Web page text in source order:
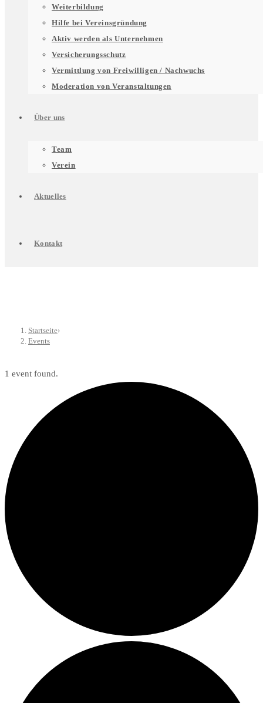
Weiterbildung
Hilfe bei Vereinsgründung
Aktiv werden als Unternehmen
Versicherungsschutz
Vermittlung von Freiwilligen / Nachwuchs
Moderation von Veranstaltungen
Über uns
Team
Verein
Aktuelles
Kontakt
Startseite›
Events
1 event found.